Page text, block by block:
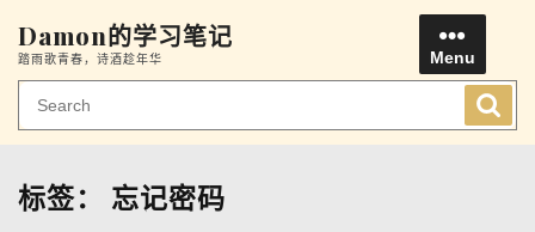
to
content
Damon的学习笔记
踏雨歌青春，诗酒趁年华 Menu
标签： 忘记密码